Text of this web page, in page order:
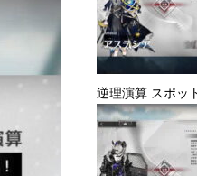
逆理演算 スポッ